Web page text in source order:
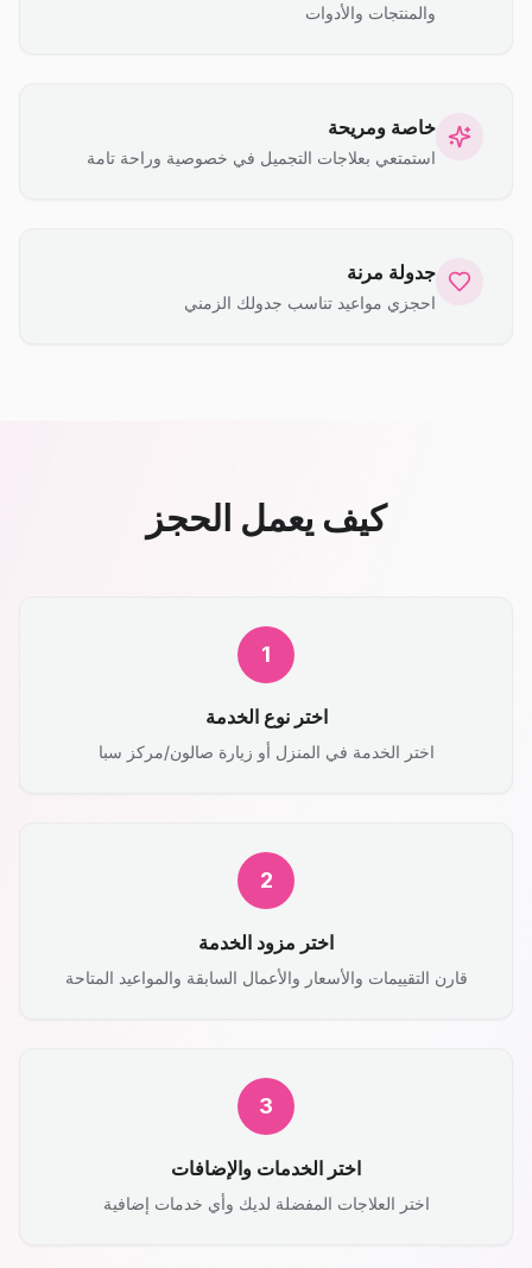
والمنتجات والأدوات
خاصة ومريحة
استمتعي بعلاجات التجميل في خصوصية وراحة تامة
جدولة مرنة
احجزي مواعيد تناسب جدولك الزمني
كيف يعمل الحجز
1
اختر نوع الخدمة
اختر الخدمة في المنزل أو زيارة صالون/مركز سبا
2
اختر مزود الخدمة
قارن التقييمات والأسعار والأعمال السابقة والمواعيد المتاحة
3
اختر الخدمات والإضافات
اختر العلاجات المفضلة لديك وأي خدمات إضافية